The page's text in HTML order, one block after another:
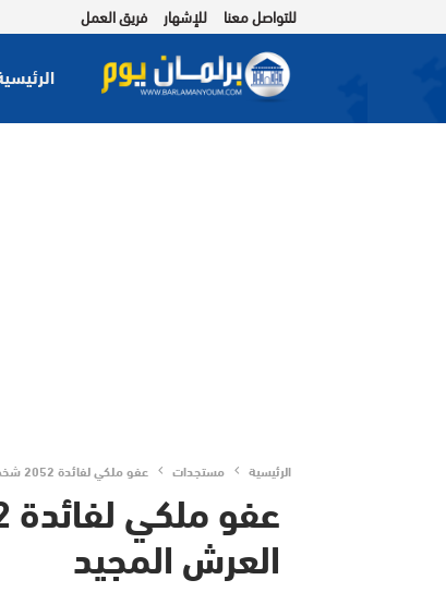
للتواصل معنا للإشهار فريق العمل
الرئيسية مستجدات عفو ملكي لفائدة 2052 شخصا بمناسبة عيد العرش المجيد
العرش المجيد